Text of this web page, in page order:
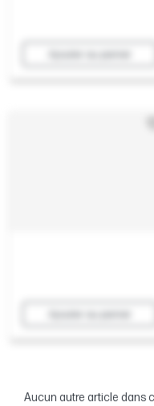
Aucun autre article dans